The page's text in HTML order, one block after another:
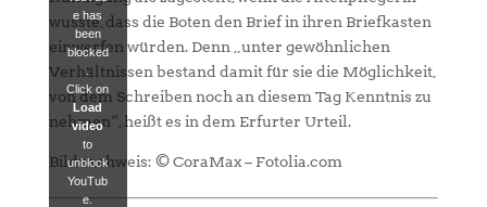
wusste, dass die Boten den Brief in ihren Briefkasten
einwerfen würden. Denn „unter gewöhnlichen
Verhältnissen bestand damit für sie die Möglichkeit,
von dem Schreiben noch an diesem Tag Kenntnis zu
nehmen“, heißt es in dem Erfurter Urteil.
Bildnachweis: © CoraMax – Fotolia.com
e has
been
blocked
.
Click on
Load
video
to
unblock
YouTub
e.